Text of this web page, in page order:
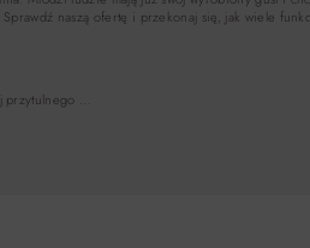
naszą ofertę i przekonaj się, jak wiele
…